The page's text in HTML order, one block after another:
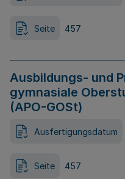
Seite 457
Ausbildungs- und
gymnasiale
(APO-GOSt)
Ausfertigungsdatum
Seite 457